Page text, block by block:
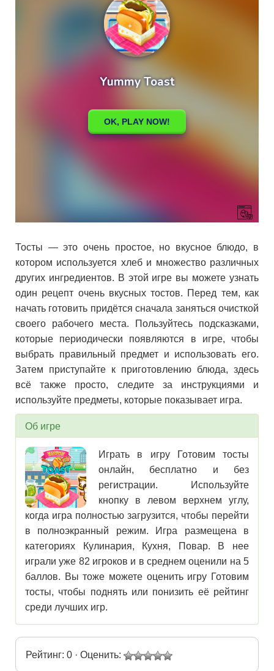
Тосты — это очень простое, но вкусное блюдо, в
котором используется хлеб и множество различных
других ингредиентов. В этой игре вы можете узнать
один рецепт очень вкусных тостов. Перед тем, как
начать готовить придётся сначала заняться очисткой
своего рабочего места. Пользуйтесь подсказками,
которые периодически появляются в игре, чтобы
выбрать правильный предмет и использовать его.
Затем приступайте к приготовлению блюда, здесь
всё также просто, следите за инструкциями и
используйте предметы, которые показывает игра.
Об игре
Играть в игру Готовим тосты
онлайн, бесплатно и без
регистрации. Используйте
кнопку в левом верхнем углу,
когда игра полностью загрузится, чтобы перейти
в полноэкранный режим. Игра размещена в
категориях Кулинария, Кухня, Повар. В нее
играли уже 82 игроков и в среднем оценили на 5
баллов. Вы тоже можете оценить игру Готовим
тосты, чтобы поднять или понизить её рейтинг
среди лучших игр.
Рейтинг: 0 · Оценить: